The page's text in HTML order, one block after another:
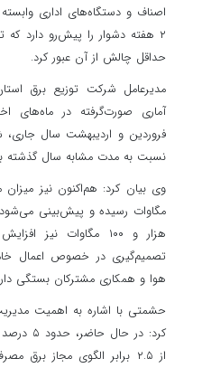
اصناف و دستگاه‌های اداری
۲ هفته دشوار را پیش‌رو دارد
حداقل چالش از آن عبور کرد.
مدیرعامل شرکت توزیع برق
آماری صورت‌گرفته در ماه‌های
نسبت به مدت مشابه سال گذشته
هزار و ۱۰۰ مگاوات
تصمیم‌گیری در خصوص اعمال
هوا و همکاری مشترکان بستگی
حشمتی با اشاره به اهمیت
کرد: در
از ۲.۵ برابر الگوی مجاز